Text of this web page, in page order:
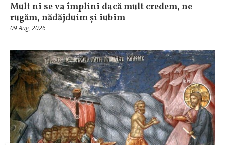
Mult ni se va împlini dacă mult credem, ne
rugăm, nădăjduim și iubim
09 Aug, 2026